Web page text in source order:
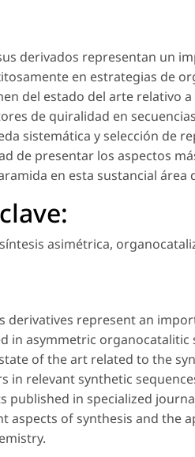
derivados representan un
en estrategias de
del estado del arte relativo
de quiralidad en
sistemática y selección de
de presentar los aspectos
en esta sustancial área
síntesis asimétrica,
derivatives represent an
in asymmetric
of the art related to the
in relevant synthetic
published in specialized
aspects of synthesis and the